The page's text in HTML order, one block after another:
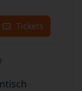
Tickets